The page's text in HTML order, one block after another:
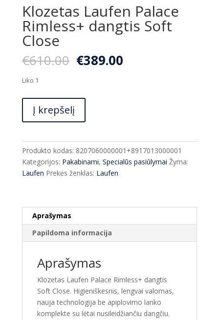
Klozetas Laufen Palace
Rimless+ dangtis Soft
Close
€610.00 Original
price
€610.00.
€389.00Current
Liko 1
kiekis:
Klozetas
Palace
Rimless+
dangtis
Į krepšelį
Produkto kodas: 8207060000001+8917013000001
Kategorijos: Pakabinami, Specialūs pasiūlymai Žyma:
Laufen Prekės ženklas: Laufen
Aprašymas
Papildoma informacija
Aprašymas
Klozetas Laufen Palace Rimless+ dangtis
Soft Close. Higieniškesnis, lengvai valomas,
nauja technologija be apiplovimo lanko
komplekte su lėtai nusileidžiančiu dangčiu.